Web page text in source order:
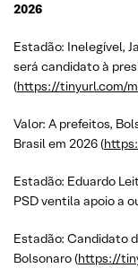
2026
Estadão: Inelegível,
será candidato à
(https://tinyurl.com/
Valor: A prefeitos,
Brasil em 2026 (
Estadão: Eduardo
PSD ventila apoio a
Estadão: Candidato
Bolsonaro (https://